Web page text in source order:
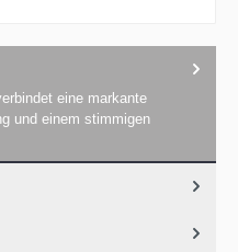
eine markante
und einem stimmigen